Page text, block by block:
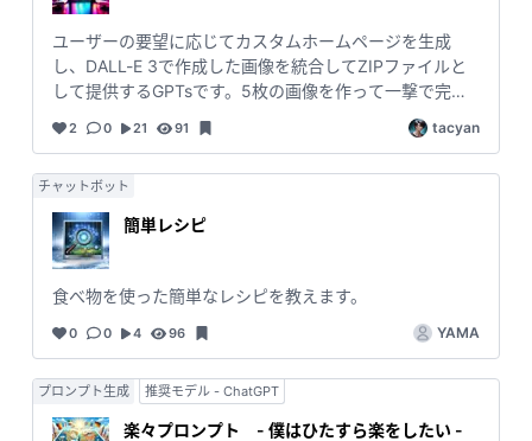
quality:1.4),(Super detailed:1.5),High resolution,Very
detailed,unity 8k wallpaper」とか末尾に追加して生成す
るのも◎ #Flux #midjourney #DALLE3 #GPT4o #プ
ロンプト作成 #簡単 #一撃
ユーザーの要望に応じてカスタムホームページを生成
し、DALL-E 3で作成した画像を統合してZIPファイルと
して提供するGPTsです。5枚の画像を作って一撃で完成
したホームページを作れるように進化しました。おまか
せモードも追加されています。
2 0 21 91 tacyan
チャットボット
簡単レシピ
食べ物を使った簡単なレシピを教えます。
0 0 4 96 YAMA
プロンプト生成 推奨モデル - ChatGPT
楽々プロンプト - 僕はひたすら楽をしたい -